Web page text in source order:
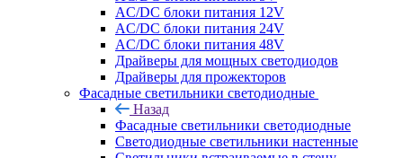
AC/DC блоки питания 12V
AC/DC блоки питания 24V
AC/DC блоки питания 48V
Драйверы для мощных светодиодов
Драйверы для прожекторов
Фасадные светильники светодиодные
Назад
Фасадные светильники светодиодные
Светодиодные светильники настенные